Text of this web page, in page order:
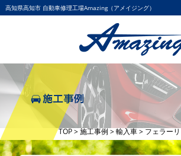
高知県高知市 自動車修理工場Amazing（アメイジング）
TOP>施工事例>輸入車>フェラーリ